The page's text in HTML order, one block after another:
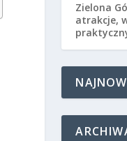
Zielona
atrakcje,